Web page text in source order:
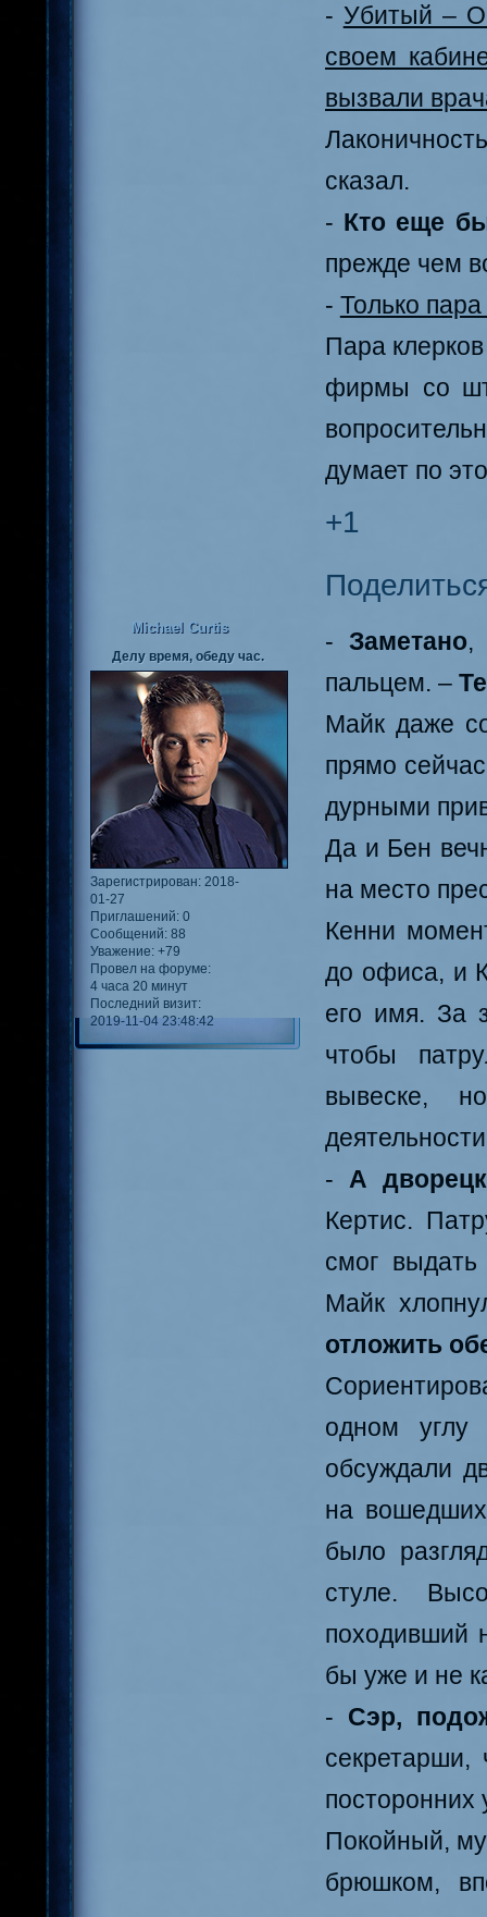
- Убитый –
своем
вызвали
сказал.
- Кто еще
прежде чем
- Только
Пара
фирмы со
думает по
+1
Michael Curtis
Делу время, обеду час.
Зарегистрирован: 2018-
01-27
Приглашений: 0
Сообщений: 88
Уважение: +79
Провел на форуме:
4 часа 20 минут
Последний визит:
2019-11-04 23:48:42
- Заметано,
пальцем. –
Майк даже
прямо
дурными
Да и Бен
на место
Кенни
до офиса, и
его имя. За
чтобы
вывеске,
- А
Кертис.
смог выдать
Майк
отложить
одном углу
обсуждали
на
было
стуле.
походивший
бы уже и не
- Сэр,
секретарши,
посторонних
Покойный,
брюшком,